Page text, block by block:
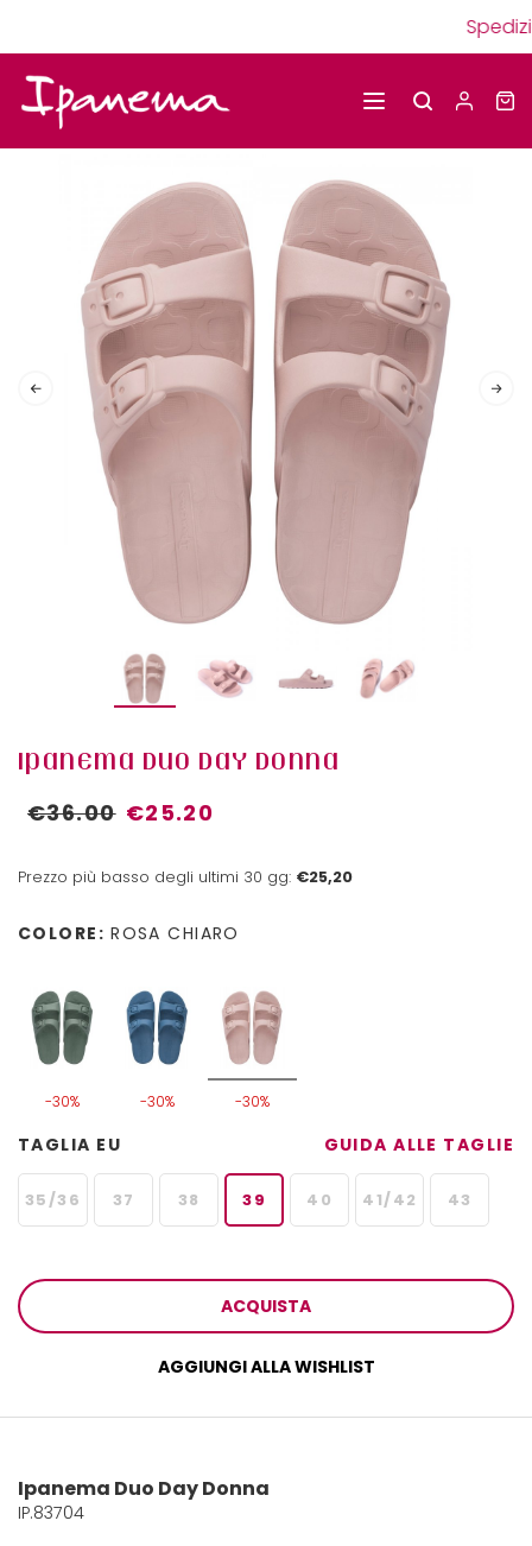
IPANEMA DUO DAY DONNA
€36.00 €25.20
Prezzo più basso degli ultimi 30 gg: €25,20
COLORE: ROSA CHIARO
-30% -30% -30%
TAGLIA EU GUIDA ALLE TAGLIE
35/36 37 38 39 40 41/42 43
ACQUISTA
AGGIUNGI ALLA WISHLIST
Ipanema Duo Day Donna
IP.83704